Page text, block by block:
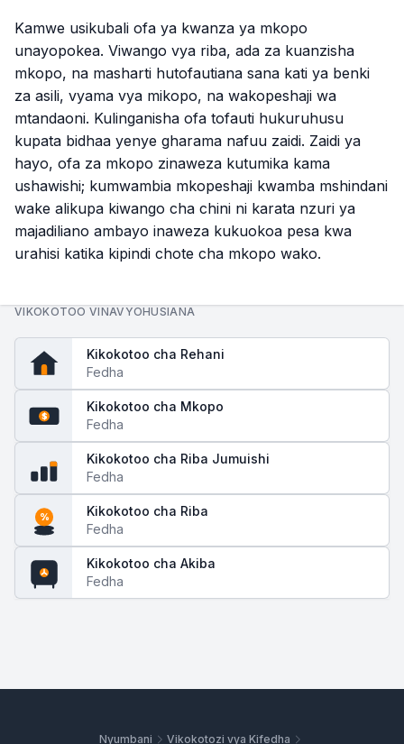
Kamwe usikubali ofa ya kwanza ya mkopo
unayopokea. Viwango vya riba, ada za kuanzisha
mkopo, na masharti hutofautiana sana kati ya benki
za asili, vyama vya mikopo, na wakopeshaji wa
mtandaoni. Kulinganisha ofa tofauti hukuruhusu
kupata bidhaa yenye gharama nafuu zaidi. Zaidi ya
hayo, ofa za mkopo zinaweza kutumika kama
ushawishi; kumwambia mkopeshaji kwamba mshindani
wake alikupa kiwango cha chini ni karata nzuri ya
majadiliano ambayo inaweza kukuokoa pesa kwa
urahisi katika kipindi chote cha mkopo wako.
VIKOKOTOO VINAVYOHUSIANA
Kikokotoo cha Rehani
Fedha
$
Kikokotoo cha Mkopo
Fedha
Kikokotoo cha Riba Jumuishi
Fedha
%
Kikokotoo cha Riba
Fedha
Kikokotoo cha Akiba
Fedha
Nyumbani Vikokotozi vya Kifedha